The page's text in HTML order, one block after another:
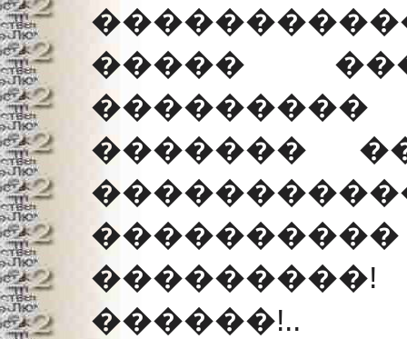
�����
�������
������!..